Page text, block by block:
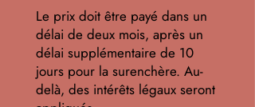
Le prix doit être payé dans un
délai de deux mois, après un
délai supplémentaire de 10
jours pour la surenchère. Au-
delà, des intérêts légaux seront